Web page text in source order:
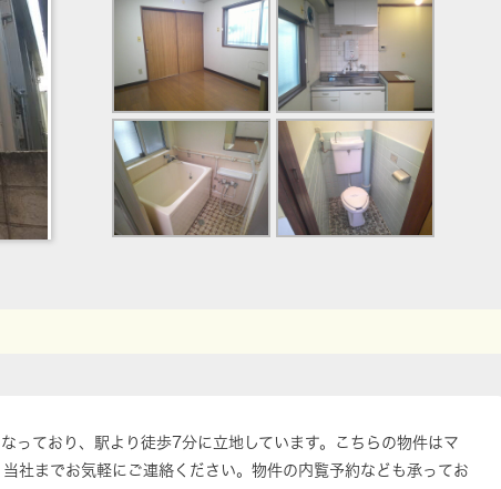
っており、駅より徒歩7分に立地しています。こちらの物件はマ
社までお気軽にご連絡ください。物件の内覧予約なども承ってお